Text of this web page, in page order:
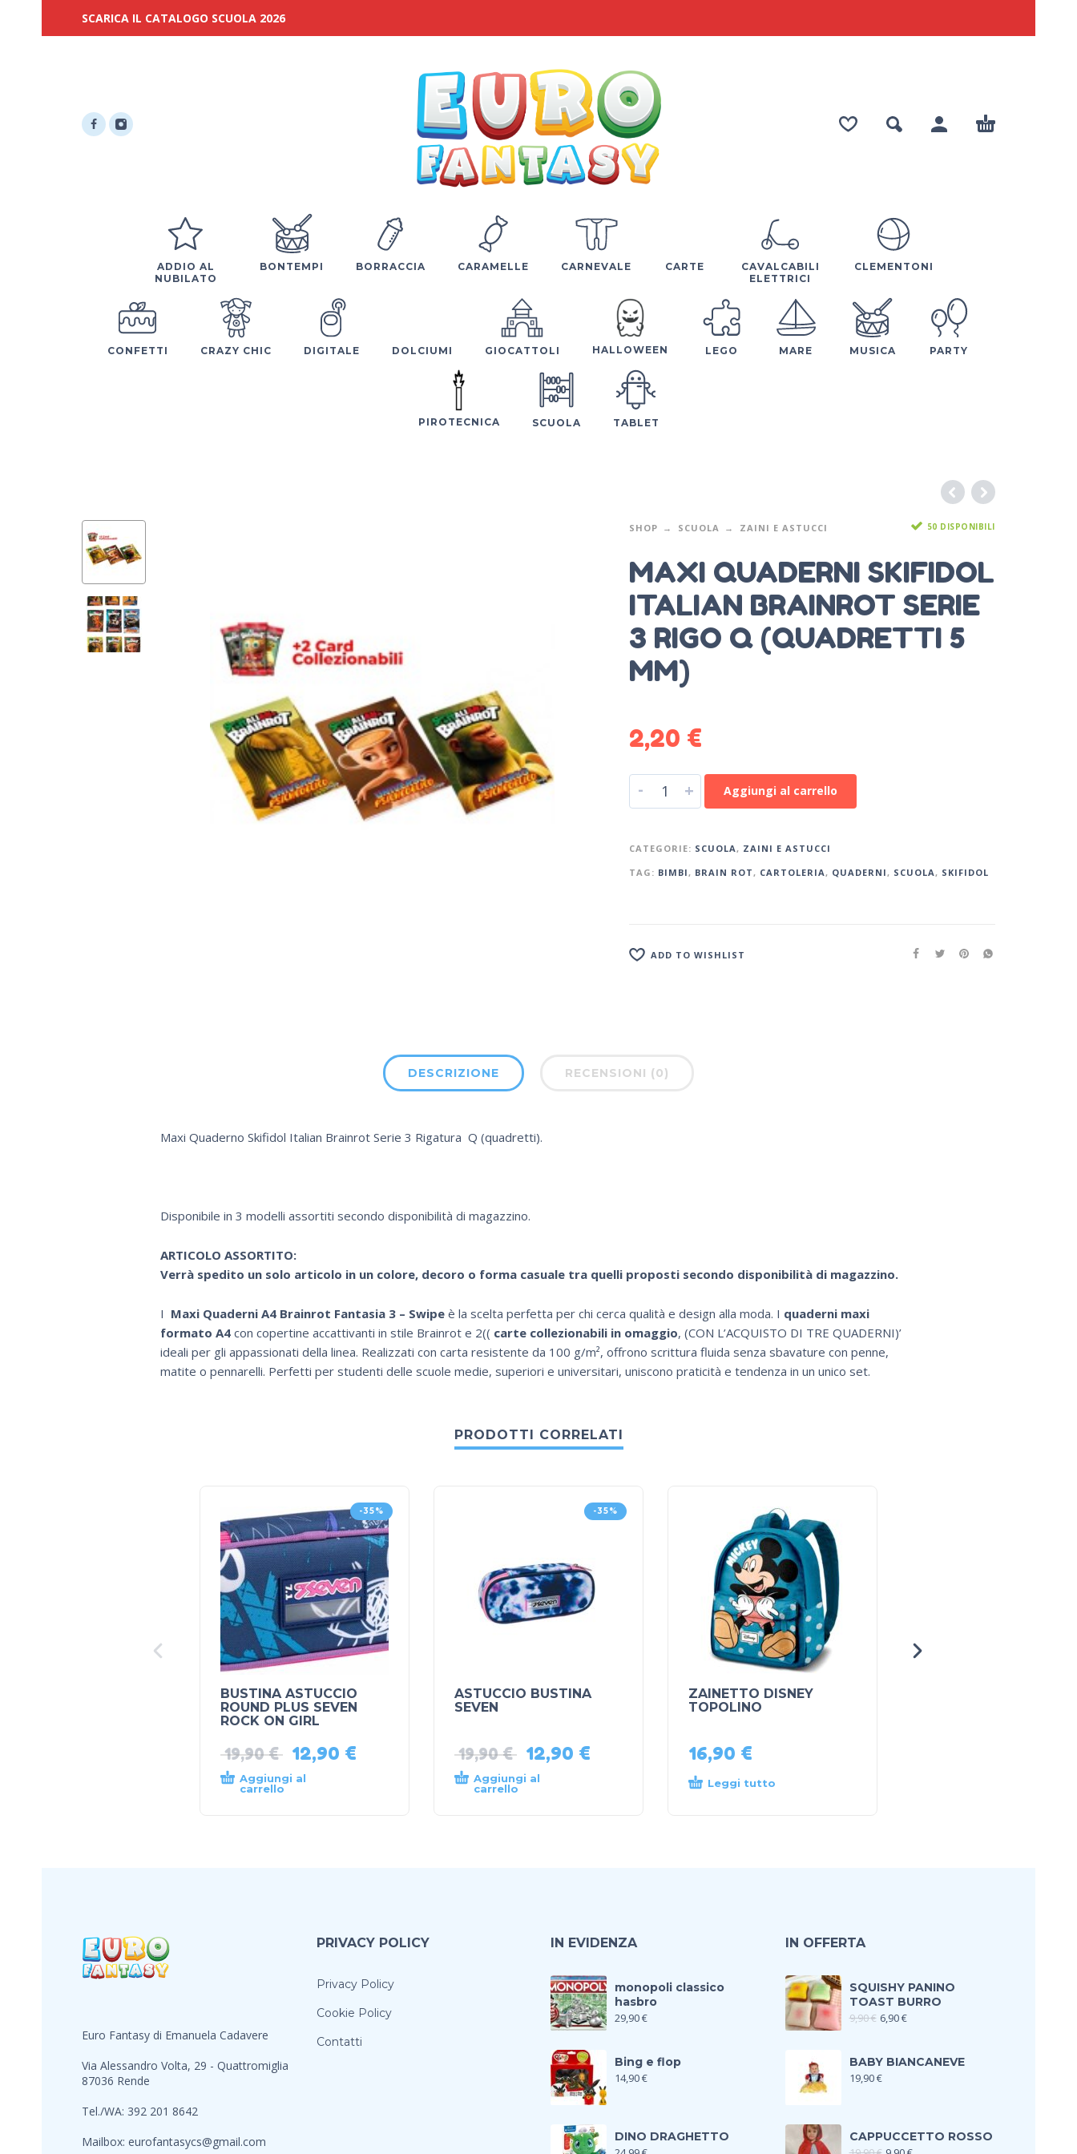
SCARICA IL CATALOGO SCUOLA 2026
ADDIO AL
NUBILATO
BONTEMPI BORRACCIA CARAMELLE CARNEVALE CARTE
CAVALCABILI
ELETTRICI
CLEMENTONI
CONFETTI CRAZY CHIC DIGITALE DOLCIUMI GIOCATTOLI HALLOWEEN LEGO MARE MUSICA PARTY
PIROTECNICA SCUOLA TABLET
SHOP SCUOLA ZAINI E ASTUCCI 50 DISPONIBILI
MAXI QUADERNI SKIFIDOL
ITALIAN BRAINROT SERIE
3 RIGO Q (QUADRETTI 5
MM)
2,20 €
- + Aggiungi al carrello
CATEGORIE: SCUOLA, ZAINI E ASTUCCI
TAG: BIMBI, BRAIN ROT, CARTOLERIA, QUADERNI, SCUOLA, SKIFIDOL
ADD TO WISHLIST
DESCRIZIONE RECENSIONI (0)
Maxi Quaderno Skifidol Italian Brainrot Serie 3 Rigatura Q (quadretti).
Disponibile in 3 modelli assortiti secondo disponibilità di magazzino.
ARTICOLO ASSORTITO:
Verrà spedito un solo articolo in un colore, decoro o forma casuale tra quelli proposti secondo disponibilità di magazzino.
I Maxi Quaderni A4 Brainrot Fantasia 3 – Swipeè la scelta perfetta per chi cerca qualità e design alla moda. I quaderni maxi
formato A4con copertine accattivanti in stile Brainrot e 2(( carte collezionabili in omaggio, (CON L’ACQUISTO DI TRE QUADERNI)’
ideali per gli appassionati della linea. Realizzati con carta resistente da 100 g/m², offrono scrittura fluida senza sbavature con penne,
matite o pennarelli. Perfetti per studenti delle scuole medie, superiori e universitari, uniscono praticità e tendenza in un unico set.
PRODOTTI CORRELATI
-35%
BUSTINA ASTUCCIO
ROUND PLUS SEVEN
ROCK ON GIRL
19,90€ 12,90 €
Aggiungi al
carrello
-35%
ASTUCCIO BUSTINA
SEVEN
19,90€ 12,90 €
Aggiungi al
carrello
ZAINETTO DISNEY
TOPOLINO
16,90 €
Leggi tutto
Euro Fantasy di Emanuela Cadavere
Via Alessandro Volta, 29 - Quattromiglia
87036 Rende
Tel./WA: 392 201 8642
Mailbox: eurofantasycs@gmail.com
PRIVACY POLICY
Privacy Policy
Cookie Policy
Contatti
IN EVIDENZA
monopoli classico
hasbro
29,90€
Bing e flop
14,90€
DINO DRAGHETTO
IN OFFERTA
SQUISHY PANINO
TOAST BURRO
9,90€ 6,90€
BABY BIANCANEVE
19,90€
CAPPUCCETTO ROSSO